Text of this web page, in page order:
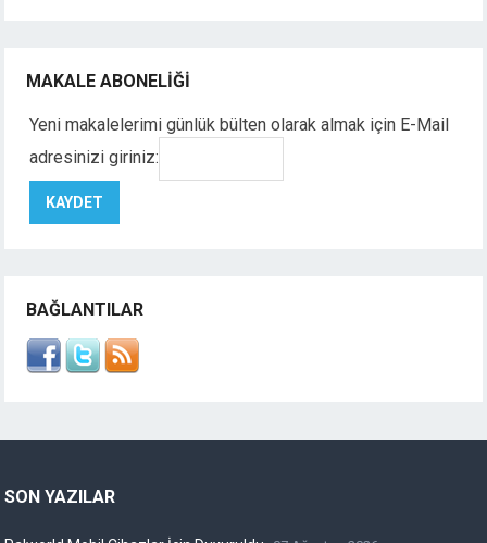
MAKALE ABONELIĞI
Yeni makalelerimi günlük bülten olarak almak için E-Mail
adresinizi giriniz:
BAĞLANTILAR
SON YAZILAR